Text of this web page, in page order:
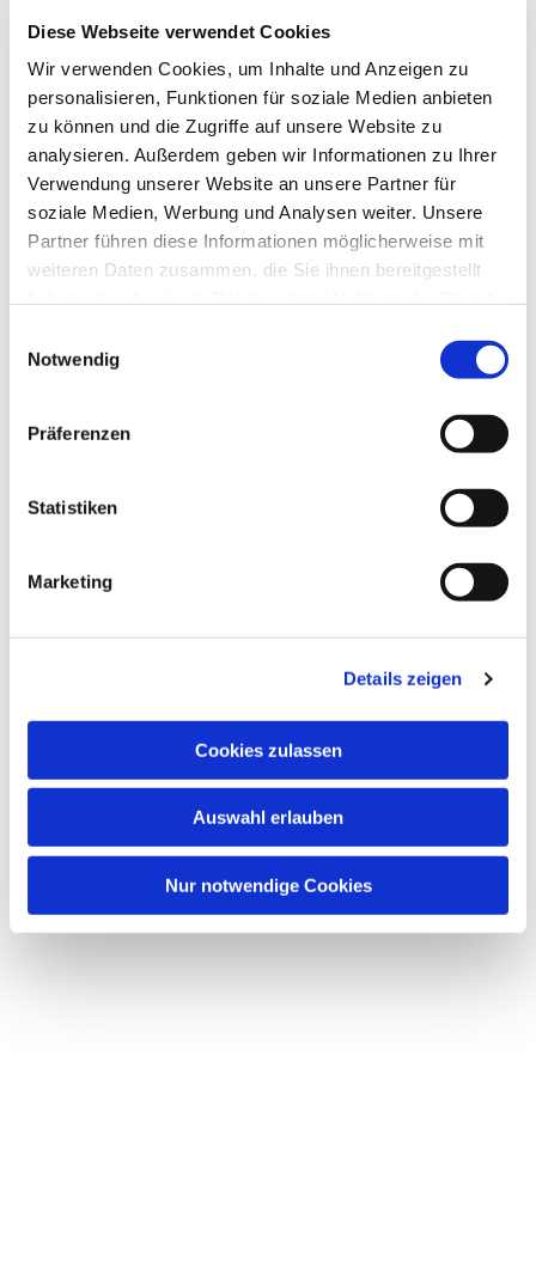
Diese Webseite verwendet Cookies
Wir verwenden Cookies, um Inhalte und Anzeigen zu
personalisieren, Funktionen für soziale Medien anbieten
zu können und die Zugriffe auf unsere Website zu
analysieren. Außerdem geben wir Informationen zu Ihrer
Verwendung unserer Website an unsere Partner für
soziale Medien, Werbung und Analysen weiter. Unsere
Partner führen diese Informationen möglicherweise mit
weiteren Daten zusammen, die Sie ihnen bereitgestellt
Notwendig
Präferenzen
Statistiken
Marketing
Details zeigen
Cookies zulassen
Auswahl erlauben
Nur notwendige Cookies